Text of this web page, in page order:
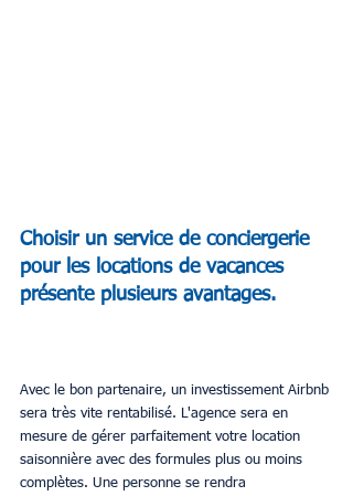
Choisir un service de conciergerie
pour les locations de vacances
présente plusieurs avantages.
Avec le bon partenaire, un investissement Airbnb
sera très vite rentabilisé. L'agence sera en
mesure de gérer parfaitement votre location
saisonnière avec des formules plus ou moins
complètes. Une personne se rendra